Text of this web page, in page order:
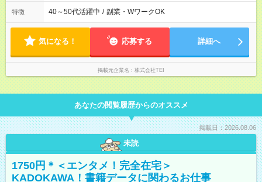
特徴 40～50代活躍中 / 副業・WワークOK
気になる！ 応募する 詳細へ
掲載元企業名 株式会社TEI
あなたの閲覧履歴からのオススメ
掲載日：2026.08.06
未読
1750円＊＜エンタメ！完全在宅＞
KADOKAWA！書籍データに関わるお仕事